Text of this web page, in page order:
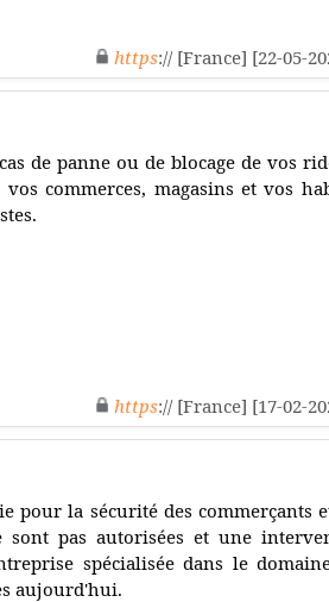
https:// [France] [22-05-
de panne ou de blocage de vos
commerces, magasins et vos
https:// [France] [17-02-
pour la sécurité des commerçants
sont pas autorisées et une
spécialisée dans le
aujourd'hui.